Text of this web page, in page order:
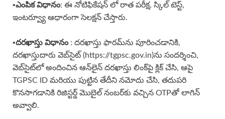
•ఎంపిక విధానం: ఈ నోటిఫికేషన్ లో రాత పరీక్ష, స్కిల్ టెస్ట్,
ఇంటర్వ్యూ ఆధారంగా సెలక్షన్ చేస్తారు.
•దరఖాస్తు విధానం: దరఖాస్తు ఫారమ్‌ను పూరించడానికి,
దరఖాస్తుదారు వెబ్‌సైట్ (https://tgpsc.gov.in)ను సందర్శించి,
వెబ్‌సైట్‌లో అందించిన ఆన్‌లైన్ దరఖాస్తు లింక్‌పై క్లిక్ చేసి, ఆపై
TGPSC ID మరియు పుట్టిన తేదీని నమోదు చేసి, తదుపరి
కొనసాగడానికి రిజిస్టర్డ్ మొబైల్ నంబర్‌కు వచ్చిన OTPతో లాగిన్
అవ్వాలి.